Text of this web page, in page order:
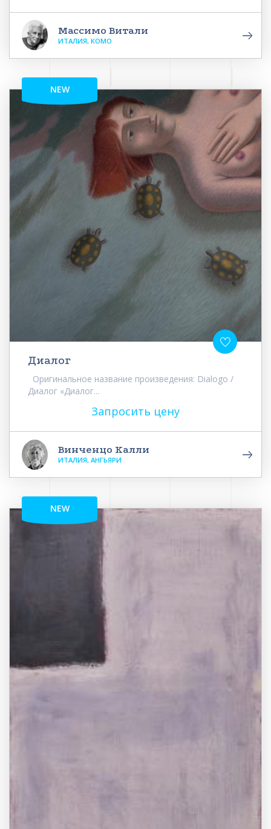
Массимо Витали
ИТАЛИЯ, КОМО
NEW
Диалог
Оригинальное название произведения: Dialogo /
Диалог «Диалог...
Запросить цену
Винченцо Калли
ИТАЛИЯ, АНГЬЯРИ
NEW